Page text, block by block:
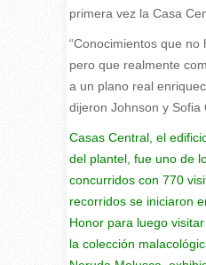
primera vez la Casa
“Conocimientos que no
pero que realmente
a un plano real
dijeron Johnson y Sofia
Casas Central, el
del plantel, fue uno de
concurridos con 770
recorridos se iniciaron
Honor para luego
la colección